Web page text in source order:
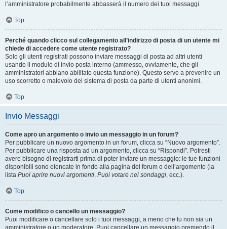
l’amministratore probabilmente abbasserà il numero dei tuoi messaggi.
Top
Perché quando clicco sul collegamento all’indirizzo di posta di un utente mi
chiede di accedere come utente registrato?
Solo gli utenti registrati possono inviare messaggi di posta ad altri utenti
usando il modulo di invio posta interno (ammesso, ovviamente, che gli
amministratori abbiano abilitato questa funzione). Questo serve a prevenire un
uso scorretto o malevolo del sistema di posta da parte di utenti anonimi.
Top
Invio Messaggi
Come apro un argomento o invio un messaggio in un forum?
Per pubblicare un nuovo argomento in un forum, clicca su “Nuovo argomento”.
Per pubblicare una risposta ad un argomento, clicca su “Rispondi”. Potresti
avere bisogno di registrarti prima di poter inviare un messaggio: le tue funzioni
disponibili sono elencate in fondo alla pagina del forum o dell’argomento (la
lista Puoi aprire nuovi argomenti, Puoi votare nei sondaggi, ecc.).
Top
Come modifico o cancello un messaggio?
Puoi modificare o cancellare solo i tuoi messaggi, a meno che tu non sia un
amministratore o un moderatore. Puoi cancellare un messaggio premendo il